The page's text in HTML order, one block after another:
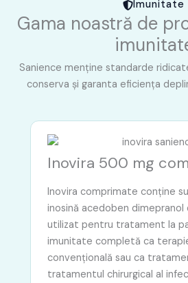
Imunitate
Gama noastră de
Sanience menține standarde
conserva și garanta eficiența
Inovira 500 mg
Inovira comprimate conţine
inosină acedoben
utilizat pentru tratament la
imunitate completă ca
convențională sau ca
tratamentul chirurgical al